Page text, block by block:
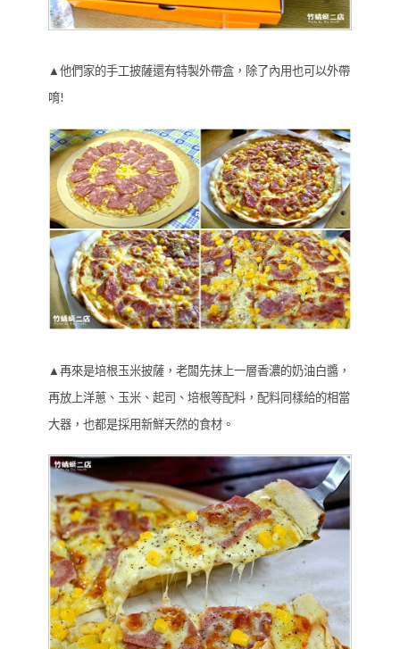
▲他們家的手工披薩還有特製外帶盒，除了內用也可以外帶
唷!
▲再來是培根玉米披薩，老闆先抹上一層香濃的奶油白醬，
再放上洋蔥、玉米、起司、培根等配料，配料同樣給的相當
大器，也都是採用新鮮天然的食材。